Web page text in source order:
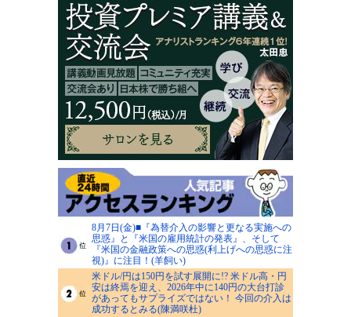
8月7日(金)■『為替介入の影響と更なる実施への
思惑』と『米国の雇用統計の発表』、そして
『米国の金融政策への思惑(利上げへの思惑に注
視)』に注目！(羊飼い)
米ドル/円は150円を試す展開に!? 米ドル高・円
安は終焉を迎え、2026年中に140円の大台打診
があってもサプライズではない！ 今回の介入は
成功するとみる(陳満咲杜)